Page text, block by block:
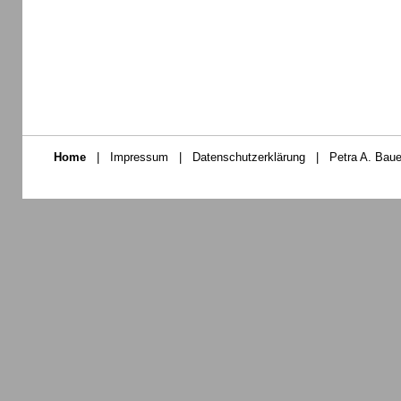
Home | Impressum | Datenschutzerklärung | Petra A.